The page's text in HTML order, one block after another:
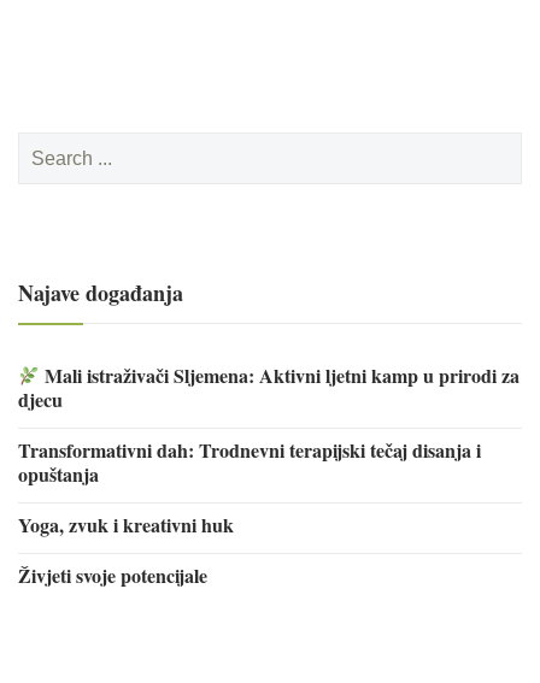
for:
Najave događanja
Mali istraživači Sljemena: Aktivni ljetni kamp u prirodi za
djecu
Transformativni dah: Trodnevni terapijski tečaj disanja i
opuštanja
Yoga, zvuk i kreativni huk
Živjeti svoje potencijale